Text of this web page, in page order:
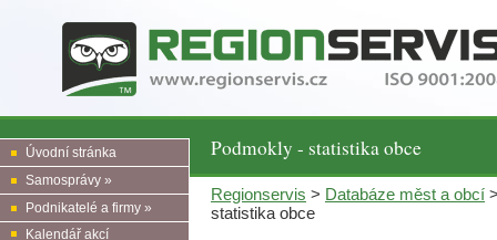
Podmokly - statistika obce
Úvodní stránka
Samosprávy »
Podnikatelé a firmy »
Kalendář akcí
Regionservis > Databáze měst a obcí
statistika obce